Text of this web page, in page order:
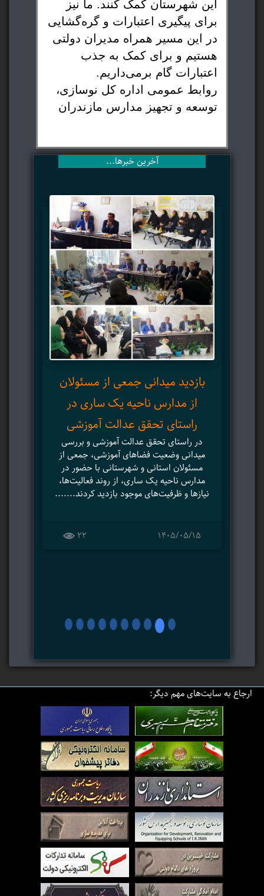
این شهرستان کمک کنند. ما نیز
برای پیگیری اعتبارات و گره‌گشایی
در این مسیر همراه مدیران دولتی
هستیم و برای کمک به جذب
اعتبارات گام برمی‌داریم.
روابط عمومی اداره کل نوسازی،
توسعه و تجهیز مدارس مازندران
آخرین خبرها...
بازدید میدانی جمعی از مسئولان
از مدارس ناحیه یک ساری در
راستای تحقق عدالت آموزشی
در راستای تحقق عدالت آموزشی و بررسی
میدانی وضعیت فضاهای آموزشی، جمعی از
مسئولان استانی و شهرستانی با حضور در
مدارس ناحیه یک ساری، از روند فعالیت‌ها،
نیازها و ظرفیت‌های موجود بازدید کردند.......
۱۴۰۵/۰۵/۱۵ 22
ارجاع به سایت‌های مهم دیگر: